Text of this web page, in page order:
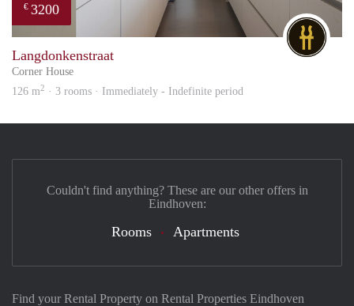
€ 3200
Langdonkenstraat
Corner House
126 m2 · 3 rooms · Immediately - Indefinite period
Find your Rental Property on Rental Properties Eindhoven
Couldn't find anything? These are our other offers in
Eindhoven:
Rooms Apartments